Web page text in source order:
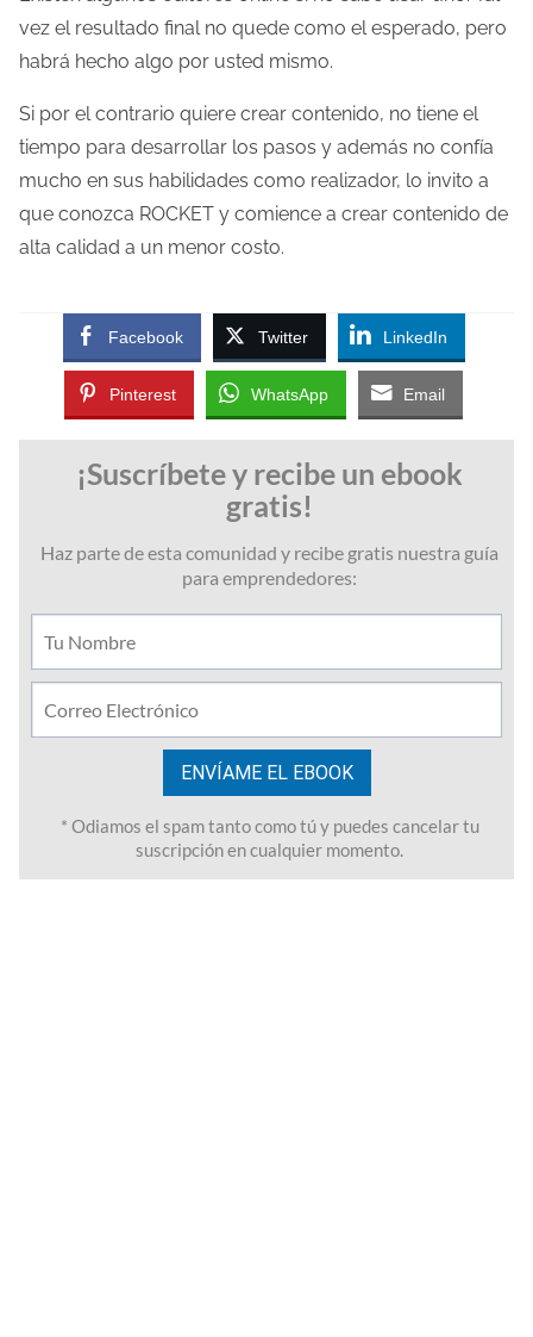
vez el resultado final no quede como el esperado, pero
habrá hecho algo por usted mismo.
Si por el contrario quiere crear contenido, no tiene el
tiempo para desarrollar los pasos y además no confía
mucho en sus habilidades como realizador, lo invito a
que conozca ROCKET y comience a crear contenido de
alta calidad a un menor costo.
Facebook Twitter LinkedIn
Pinterest WhatsApp Email